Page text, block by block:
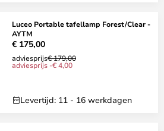
Luceo Portable tafellamp Forest/Clear -
AYTM
€ 175,00
adviesprijs€ 179,00
adviesprijs -€ 4,00
Levertijd: 11 - 16 werkdagen